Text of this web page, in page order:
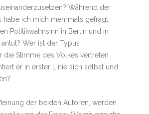
Während der
habe ich mich mehrmals gefragt,
Politikwahnsinn in Berlin und in
Wer ist der Typus
die Stimme des Volkes vertreten
er in erster Linie sich selbst und
der beiden Autoren, werden